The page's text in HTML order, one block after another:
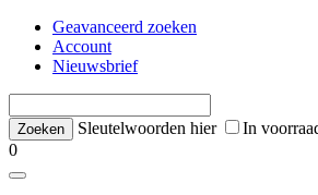
Geavanceerd zoeken
Account
Nieuwsbrief
Sleutelwoorden hier
In
0